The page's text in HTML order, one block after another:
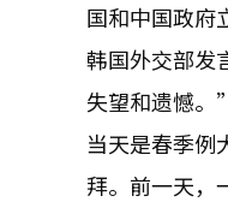
国和中国政府
韩国外交部发
失望和遗憾。
当天是春季例
拜。前一天，